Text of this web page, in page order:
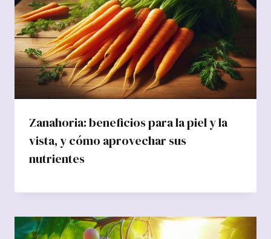
Zanahoria: beneficios para la piel y la
vista, y cómo aprovechar sus
nutrientes